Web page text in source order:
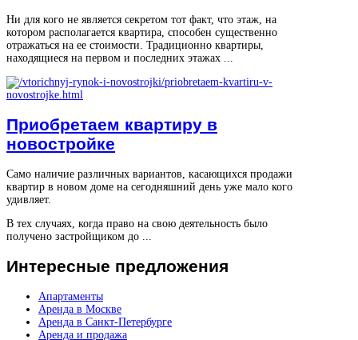
Ни для кого не является секретом тот факт, что этаж, на
котором располагается квартира, способен существенно
отражаться на ее стоимости. Традиционно квартиры,
находящиеся на первом и последних этажах ...
Приобретаем квартиру в
новостройке
Само наличие различных вариантов, касающихся продажи
квартир в новом доме на сегодняшний день уже мало кого
удивляет.
В тех случаях, когда право на свою деятельность было
получено застройщиком до ...
Интересные предложения
Апартаменты
Аренда в Москве
Аренда в Санкт-Петербурге
Аренда и продажа